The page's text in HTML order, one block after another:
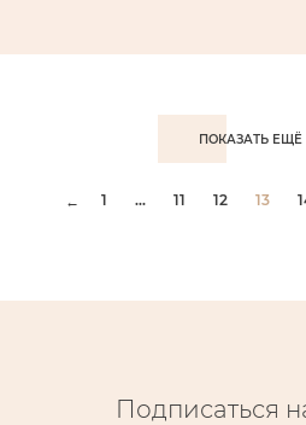
ПОКАЗАТЬ ЕЩЁ
← 1 ... 11 12 13
Подписаться